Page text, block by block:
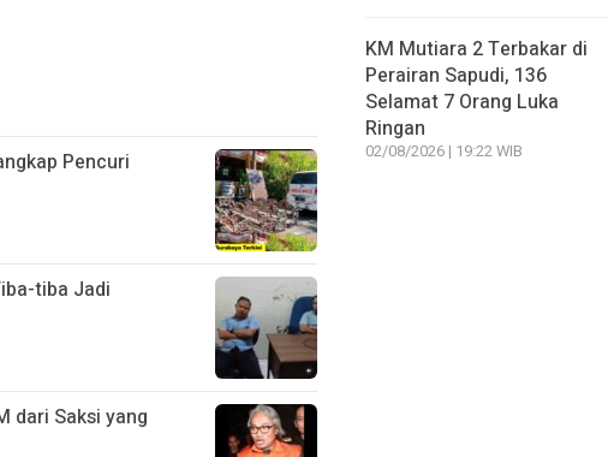
Pencuri
tiba Jadi
dari Saksi yang
KM Mutiara 2 Terbakar di
Perairan Sapudi, 136
Selamat 7 Orang Luka
Ringan
02/08/2026 | 19:22 WIB